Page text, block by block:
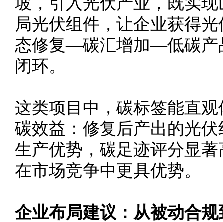
局光伏组件，让企业获得
态修复—碳汇增加—低碳产
闭环。
这类项目中，碳标签能直
碳效益：修复后产出的光
生产优势，碳足迹评分显
在市场竞争中更具优势。
企业布局建议：从被动合